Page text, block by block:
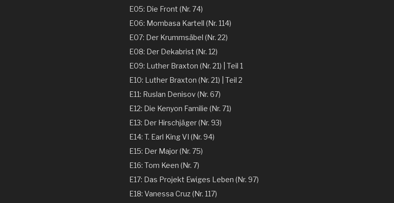
E05: Die Front (Nr. 74)
E06: Mombasa Kartell (Nr. 114)
E07: Der Krummsäbel (Nr. 22)
E08: Der Dekabrist (Nr. 12)
E09: Luther Braxton (Nr. 21) | Teil 1
E10: Luther Braxton (Nr. 21) | Teil 2
E11: Ruslan Denisov (Nr. 67)
E12: Die Kenyon Familie (Nr. 71)
E13: Der Hirschjäger (Nr. 93)
E14: T. Earl King VI (Nr. 94)
E15: Der Major (Nr. 75)
E16: Tom Keen (Nr. 7)
E17: Das Projekt Ewiges Leben (Nr. 97)
E18: Vanessa Cruz (Nr. 117)